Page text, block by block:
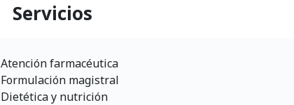
Servicios
Atención farmacéutica
Formulación magistral
Dietética y nutrición